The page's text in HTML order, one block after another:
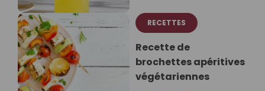
RECETTES
Recette de
brochettes apéritives
végétariennes